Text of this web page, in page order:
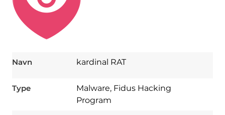
Navn kardinal RAT
Type
Malware, Fidus Hacking
ProgramDownload
Spy Hunter